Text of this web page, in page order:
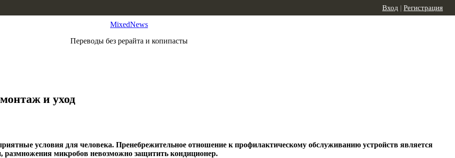
MixedNews
Переводы без рерайта и копипасты
Вход | Регистрация
и уход
условия для человека. Пренебрежительное отношение к профилактическому обслуживанию устройств является
микробов невозможно защитить кондиционер.